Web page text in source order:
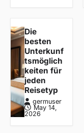
Die
besten
Unterkunf
tsmöglich
keiten für
jeden
Reisetyp
germuser
May 14,
2026